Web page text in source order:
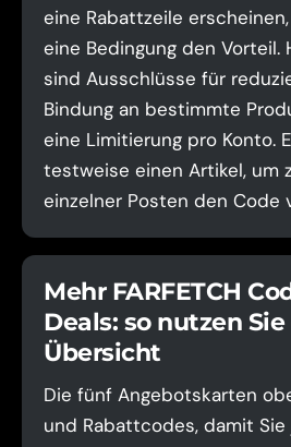
eine Rabattzeile
eine Bedingung den Vorteil.
sind Ausschlüsse für
Bindung an bestimmte
eine Limitierung pro Konto.
testweise einen Artikel, um
einzelner Posten den Code
Mehr FARFETCH
Deals: so nutzen
Übersicht
Die fünf Angebotskarten
und Rabattcodes, damit Sie